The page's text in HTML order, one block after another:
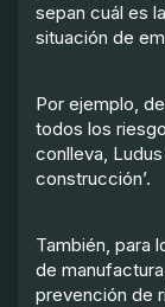
sepan cuál es
situación de
Por ejemplo,
todos los
conlleva,
construcción’.
También, para
de
prevención de